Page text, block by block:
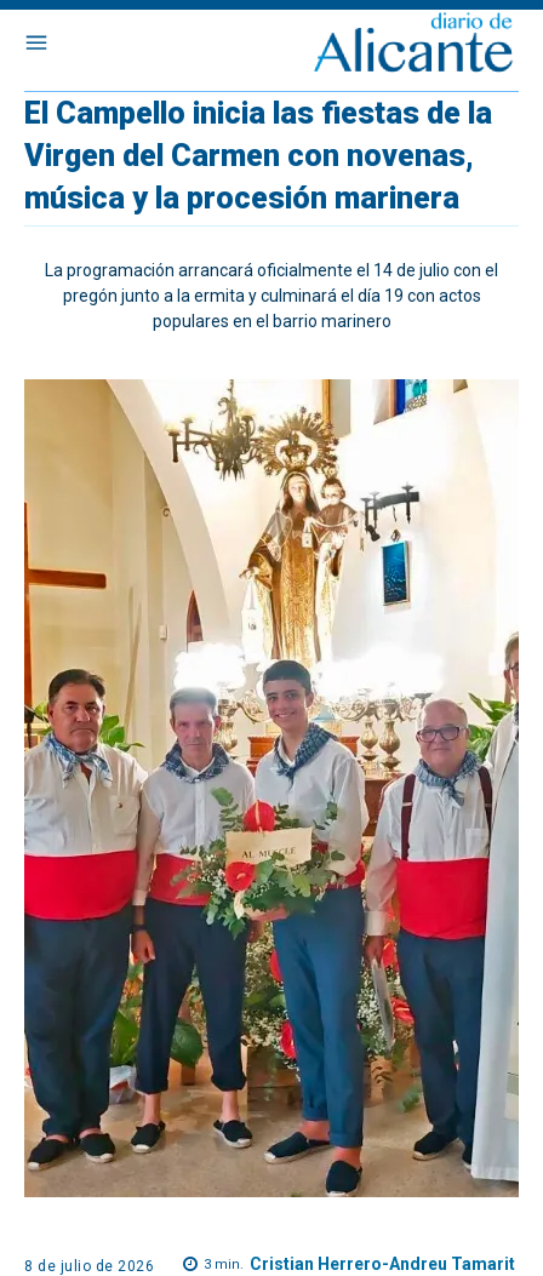
El Campello inicia las fiestas de la
Virgen del Carmen con novenas,
música y la procesión marinera
La programación arrancará oficialmente el 14 de julio con el
pregón junto a la ermita y culminará el día 19 con actos
populares en el barrio marinero
8 de julio de 2026 3 min. Cristian Herrero-Andreu Tamarit